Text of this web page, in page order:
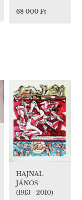
68 000 Ft
HAJNAL
JÁNOS
(1913 - 2010)